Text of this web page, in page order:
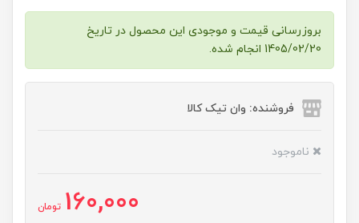
بروزرسانی قیمت و موجودی این محصول در تاریخ
1405/02/20 انجام شده.
فروشنده: وان تیک کالا
ناموجود
160,000 تومان